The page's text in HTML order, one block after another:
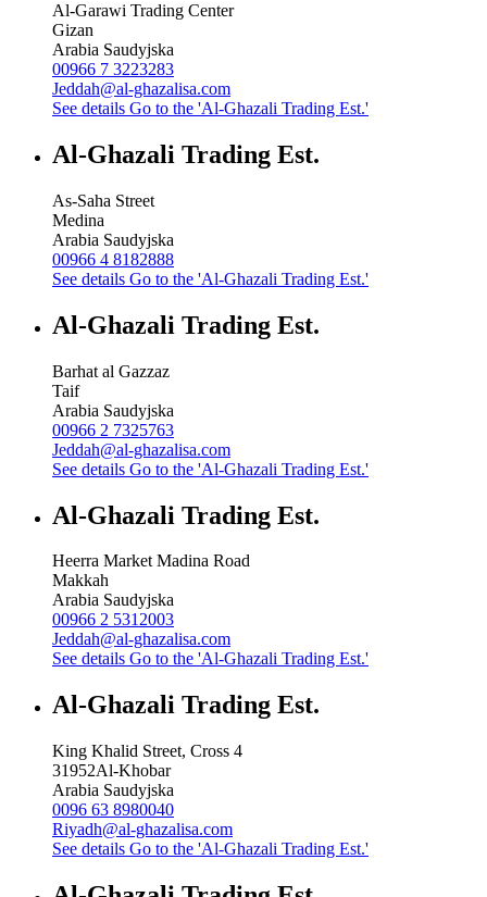
Al-Garawi Trading Center
Gizan
Arabia Saudyjska
00966 7 3223283
Jeddah@al-ghazalisa.com
See details Go to the 'Al-Ghazali Trading Est.'
Al-Ghazali Trading Est.
As-Saha Street
Medina
Arabia Saudyjska
00966 4 8182888
See details Go to the 'Al-Ghazali Trading Est.'
Al-Ghazali Trading Est.
Barhat al Gazzaz
Taif
Arabia Saudyjska
00966 2 7325763
Jeddah@al-ghazalisa.com
See details Go to the 'Al-Ghazali Trading Est.'
Al-Ghazali Trading Est.
Heerra Market Madina Road
Makkah
Arabia Saudyjska
00966 2 5312003
Jeddah@al-ghazalisa.com
See details Go to the 'Al-Ghazali Trading Est.'
Al-Ghazali Trading Est.
King Khalid Street, Cross 4
31952Al-Khobar
Arabia Saudyjska
0096 63 8980040
Riyadh@al-ghazalisa.com
See details Go to the 'Al-Ghazali Trading Est.'